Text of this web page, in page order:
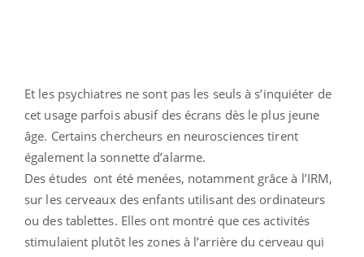
Et les psychiatres ne sont pas les seuls à s’inquiéter de
cet usage parfois abusif des écrans dès le plus jeune
âge. Certains chercheurs en neurosciences tirent
également la sonnette d’alarme.
Des études ont été menées, notamment grâce à l’IRM,
sur les cerveaux des enfants utilisant des ordinateurs
ou des tablettes. Elles ont montré que ces activités
stimulaient plutôt les zones à l’arrière du cerveau qui